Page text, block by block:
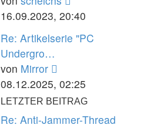
Beitrag
16.09.2023, 20:40
Re: Artikelserie "PC
Undergro…
von Mirror
Beitrag
08.12.2025, 02:25
LETZTER BEITRAG
Re: Anti-Jammer-Thread